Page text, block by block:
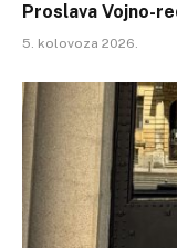
Proslava Vojno-
5. kolovoza 2026.